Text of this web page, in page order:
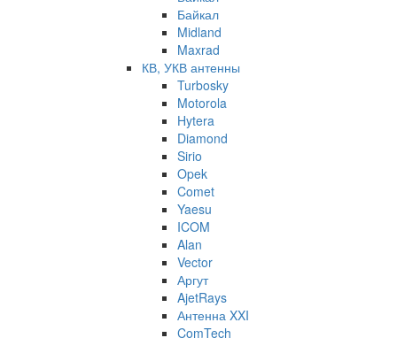
Байкал
Midland
Maxrad
КВ, УКВ антенны
Turbosky
Motorola
Hytera
Diamond
Sirio
Opek
Comet
Yaesu
ICOM
Alan
Vector
Аргут
AjetRays
Антенна XXI
ComTech